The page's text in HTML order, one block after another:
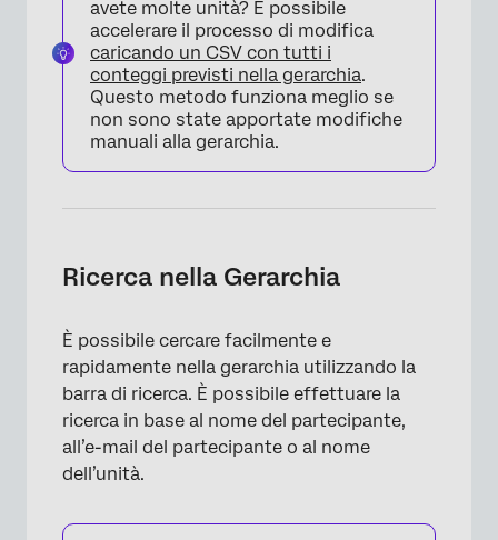
avete molte unità? È possibile
accelerare il processo di modifica
caricando un CSV con tutti i
conteggi previsti nella gerarchia.
Questo metodo funziona meglio se
non sono state apportate modifiche
manuali alla gerarchia.
Ricerca nella Gerarchia
È possibile cercare facilmente e
rapidamente nella gerarchia utilizzando la
barra di ricerca. È possibile effettuare la
ricerca in base al nome del partecipante,
all’e-mail del partecipante o al nome
dell’unità.